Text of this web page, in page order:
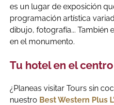
es un lugar de exposición
programación artística
dibujo, fotografía... También
en el monumento.
Tu hotel en el
¿Planeas visitar Tours sin
nuestro Best Western Plus